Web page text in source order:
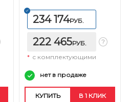
234 174РУБ.
222 465РУБ.
* с комплектующими
нет в продаже
КУПИТЬ В 1 КЛИК